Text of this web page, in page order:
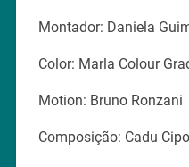
Montador: Daniela
Color: Marla Colour
Motion: Bruno Ronzani
Composição: Cadu